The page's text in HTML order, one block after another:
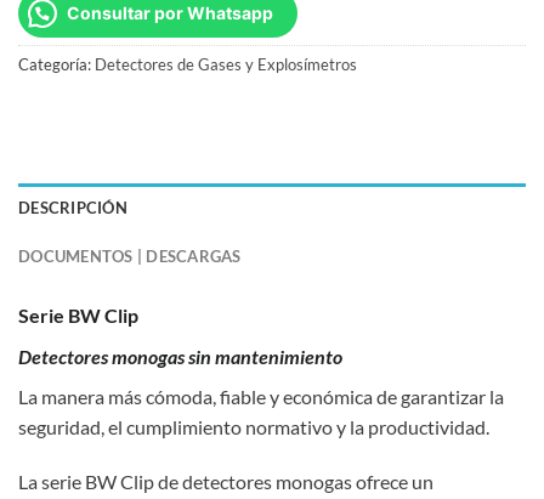
Consultar por Whatsapp
Categoría: Detectores de Gases y Explosímetros
DESCRIPCIÓN
DOCUMENTOS | DESCARGAS
Serie BW Clip
Detectores monogas sin mantenimiento
La manera más cómoda, fiable y económica de garantizar la
seguridad, el cumplimiento normativo y la productividad.
La serie BW Clip de detectores monogas ofrece un